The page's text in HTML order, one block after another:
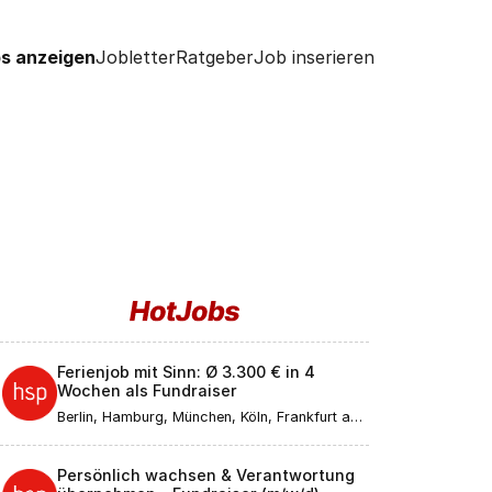
anzeigenJobletterRatgeberJob inserieren
Ferienjob mit Sinn: Ø 3.300 € in 4
Wochen als Fundraiser
Berlin, Hamburg, München, Köln, Frankfurt am
Dortmund, Bremen, Essen, Dresden, Hannover,
Nürnberg, Duisburg, Bochum, Wuppertal,
Bielefeld, Bonn, Mannheim, Karlsruhe, Münster,
Persönlich wachsen & Verantwortung